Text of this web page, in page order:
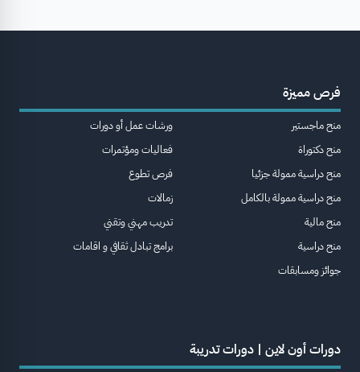
فرص مميزة
منح ماجستير
منح دكتوراة
منح دراسية ممولة جزئيا
منح دراسية ممولة بالكامل
منح مالية
منح دراسية
جوائز ومسابقات
ورشات عمل أو دورات
فعاليات ومؤتمرات
فرص تطوع
زمالات
تدريب مهني وتقني
برامج تبادل ثقافي و اقامات
دورات أون لاين | دورات تدريبة